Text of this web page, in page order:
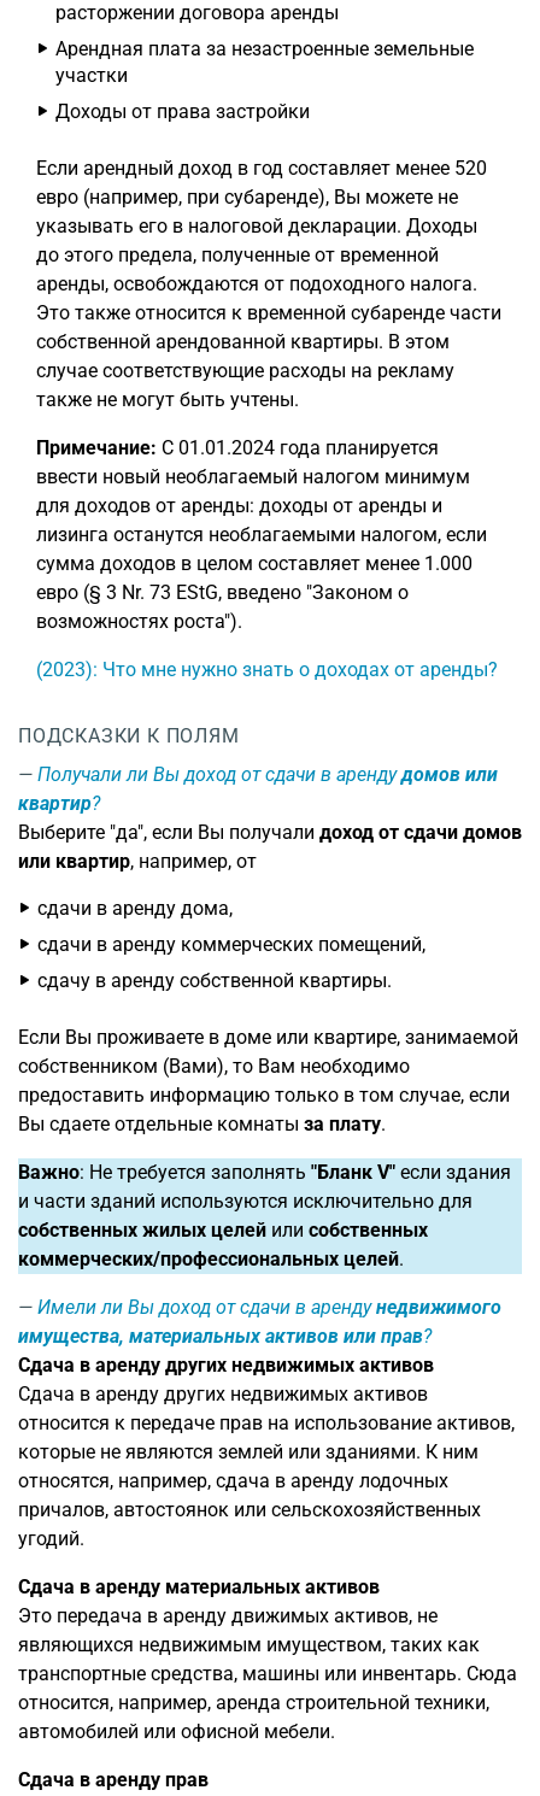
расторжении договора аренды
Арендная плата за незастроенные земельные
участки
Доходы от права застройки
Если арендный доход в год составляет менее 520
евро (например, при субаренде), Вы можете не
указывать его в налоговой декларации. Доходы
до этого предела, полученные от временной
аренды, освобождаются от подоходного налога.
Это также относится к временной субаренде части
собственной арендованной квартиры. В этом
случае соответствующие расходы на рекламу
также не могут быть учтены.
Примечание: С 01.01.2024 года планируется
ввести новый необлагаемый налогом минимум
для доходов от аренды: доходы от аренды и
лизинга останутся необлагаемыми налогом, если
сумма доходов в целом составляет менее 1.000
евро (§ 3 Nr. 73 EStG, введено "Законом о
возможностях роста").
(2023): Что мне нужно знать о доходах от аренды?
ПОДСКАЗКИ К ПОЛЯМ
Получали ли Вы доход от сдачи в арендудомов или
квартир?
Выберите "да", если Вы получали доход от сдачи домов
или квартир, например, от
сдачи в аренду дома,
сдачи в аренду коммерческих помещений,
сдачу в аренду собственной квартиры.
Если Вы проживаете в доме или квартире, занимаемой
собственником (Вами), то Вам необходимо
предоставить информацию только в том случае, если
Вы сдаете отдельные комнаты за плату.
Важно: Не требуется заполнять "Бланк V" если здания
и части зданий используются исключительно для
собственных жилых целей или собственных
коммерческих/профессиональных целей.
Имели ли Вы доход от сдачи в арендунедвижимого
имущества, материальных активов или прав?
Сдача в аренду других недвижимых активов
Сдача в аренду других недвижимых активов
относится к передаче прав на использование активов,
которые не являются землей или зданиями. К ним
относятся, например, сдача в аренду лодочных
причалов, автостоянок или сельскохозяйственных
угодий.
Сдача в аренду материальных активов
Это передача в аренду движимых активов, не
являющихся недвижимым имуществом, таких как
транспортные средства, машины или инвентарь. Сюда
относится, например, аренда строительной техники,
автомобилей или офисной мебели.
Сдача в аренду прав